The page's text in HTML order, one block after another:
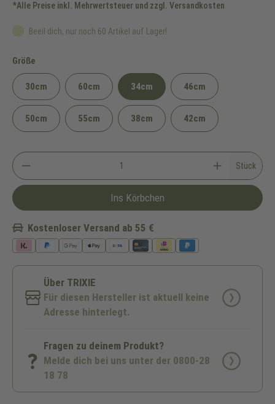
*Alle Preise inkl. Mehrwertsteuer und zzgl. Versandkosten
Beeil dich, nur noch 60 Artikel auf Lager!
Größeauswählen
30cm 60cm 34cm 46cm
50cm 55cm 38cm 42cm
Stück
Ins Körbchen
Kostenloser Versand ab 55 €
Über TRIXIE
Für diesen Hersteller ist aktuell keine
Adresse hinterlegt.
Fragen zu deinem Produkt?
Melde dich bei uns unter der 0800-28
18 78